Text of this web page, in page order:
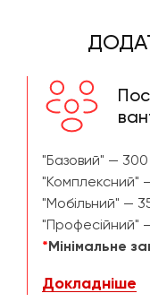
"Базовий" —
"Комплексний"
"Мобільний" —
"Професійний"
*Мінімальне
Докладніше